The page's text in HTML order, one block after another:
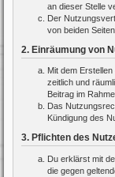
an dieser Stelle
Der
von beiden
2. Einräumung von
Mit dem
zeitlich und
Beitrag im
Das
Kündigung des
3. Pflichten des
Du erklärst mit
die gegen